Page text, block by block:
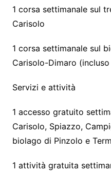
1 corsa settimanale sul
Carisolo
1 corsa settimanale sul
Carisolo-Dimaro
Servizi e attività
1 accesso gratuito
Carisolo, Spiazzo,
biolago di Pinzolo e
1 attività gratuita